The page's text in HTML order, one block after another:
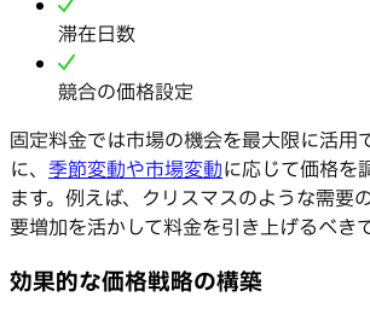
滞在日数
競合の価格設定
固定料金では市場の機会を最大限に活用
に、 季節変動や市場変動に応じて価格を
ます。例えば、クリスマスのような需要
要増加を活かして料金を引き上げるべきで
効果的な価格戦略の構築